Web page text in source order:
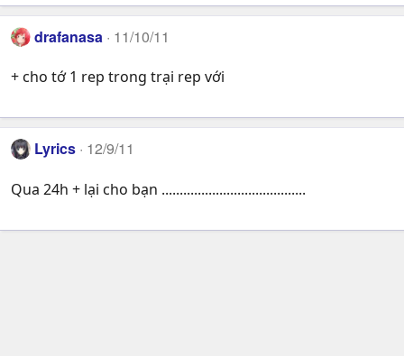
drafanasa 11/10/11
+ cho tớ 1 rep trong trại rep với
Lyrics 12/9/11
Qua 24h + lại cho bạn ........................................